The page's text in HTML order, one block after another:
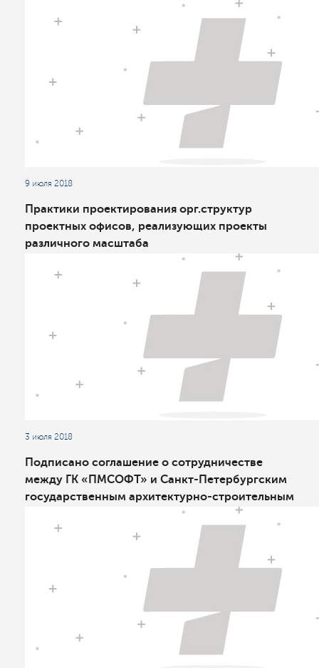
9 июля 2018
Практики проектирования орг.структур
проектных офисов, реализующих проекты
различного масштаба
3 июля 2018
Подписано соглашение о сотрудничестве
между ГК «ПМСОФТ» и Санкт-Петербургским
государственным архитектурнo-строительным